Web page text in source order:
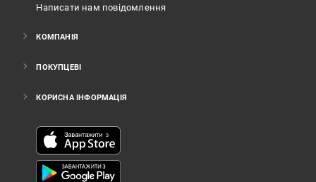
Написати нам повідомлення
КОМПАНІЯ
ПОКУПЦЕВІ
КОРИСНА ІНФОРМАЦІЯ